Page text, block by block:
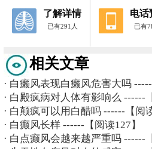
了解详情
已有291人
电话
已有
相关文章
· 白癞风表现白癞风危害大吗
· 白殿疯病对人体有影响么 ------
· 白颠疯可以用白醋吗 ------【阅
· 白癫风长样 ------【阅读127】
· 白点癫风会越来越严重吗 ------